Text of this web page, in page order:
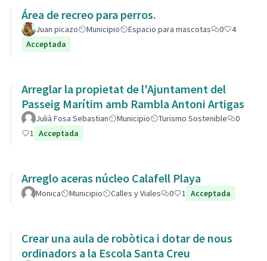
Área de recreo para perros.
Juan picazo Municipio Espacio para mascotas 0
4
Acceptada
Arreglar la propietat de l'Ajuntament del
Passeig Marítim amb Rambla Antoni Artigas
Julià Fosa Sebastian Municipio Turismo Sostenible
0
1 Acceptada
Arreglo aceras núcleo Calafell Playa
Monica Municipio Calles y Viales 0 1 Acceptada
Crear una aula de robòtica i dotar de nous
ordinadors a la Escola Santa Creu